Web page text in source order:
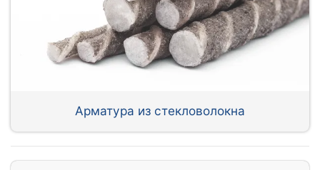
Арматура из стекловолокна